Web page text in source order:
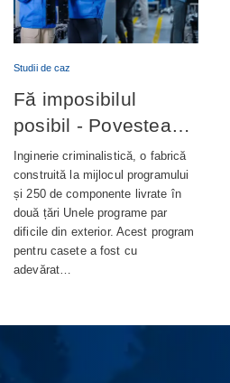
Studii de caz
Fă imposibilul
posibil - Povestea
completă din spatele
unui terminal bancar
de autoservire de
nouă generație
Inginerie criminalistică, o fabrică
construită la mijlocul programului
și 250 de componente livrate în
două țări Unele programe par
dificile din exterior. Acest program
pentru casete a fost cu
adevărat…